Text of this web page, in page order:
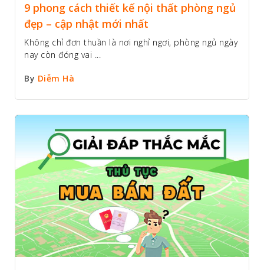
9 phong cách thiết kế nội thất phòng ngủ
đẹp – cập nhật mới nhất
Không chỉ đơn thuần là nơi nghỉ ngơi, phòng ngủ ngày
nay còn đóng vai ...
By Diễm Hà